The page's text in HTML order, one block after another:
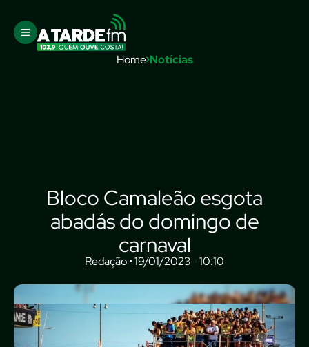
Home Notícias
Bloco Camaleão esgota
abadás do domingo de
carnaval
Redação • 19/01/2023 - 10:10